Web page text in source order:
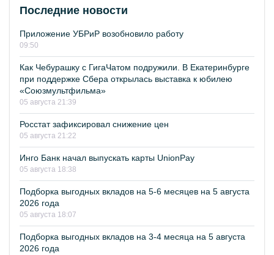
Последние новости
Приложение УБРиР возобновило работу
09:50
Как Чебурашку с ГигаЧатом подружили. В Екатеринбурге
при поддержке Сбера открылась выставка к юбилею
«Союзмультфильма»
05 августа 21:39
Росстат зафиксировал снижение цен
05 августа 21:22
Инго Банк начал выпускать карты UnionPay
05 августа 18:38
Подборка выгодных вкладов на 5-6 месяцев на 5 августа
2026 года
05 августа 18:07
Подборка выгодных вкладов на 3-4 месяца на 5 августа
2026 года